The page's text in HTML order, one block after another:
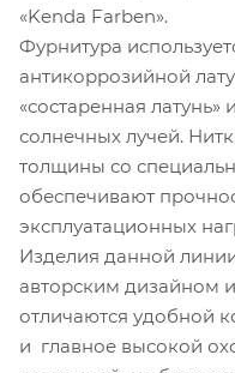
«Kenda Farben».
Фурнитура
антикоррозийной
«состаренная
солнечных лучей.
толщины со
обеспечивают
эксплуатационных
Изделия данной
авторским дизайном
отличаются удобной
и главное высокой